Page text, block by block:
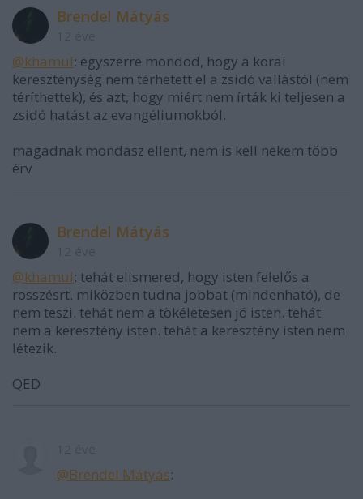
Brendel Mátyás
@khamul: egyszerre mondod, hogy a korai
kereszténység nem térhetett el a zsidó vallástól (nem
téríthettek), és azt, hogy miért nem írták ki teljesen a
zsidó hatást az evangéliumokból.
magadnak mondasz ellent, nem is kell nekem több
érv
Brendel Mátyás
@khamul: tehát elismered, hogy isten felelős a
rosszésrt. miközben tudna jobbat (mindenható), de
nem teszi. tehát nem a tökéletesen jó isten. tehát
nem a keresztény isten. tehát a keresztény isten nem
létezik.
QED
@Brendel Mátyás: